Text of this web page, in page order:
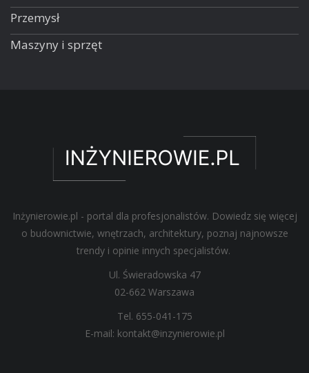
Przemysł
Maszyny i sprzęt
Inżynierowie.pl - portal dla profesjonalistów. Dowiedz się więcej
o budownictwie, wnętrzach, architektury, poznaj najnowsze
trendy i opinie innych specjalistów.
Ul. Świeradowska 47
02-662 Warszawa
Tel. 655-041-175
E-mail: kontakt@inzynierowie.pl